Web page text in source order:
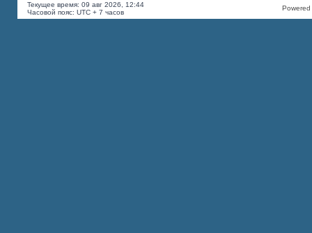
Текущее время: 09 авг 2026, 12:44
Часовой пояс: UTC + 7 часов